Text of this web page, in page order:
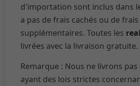
d'importation sont inclus dans
a pas de frais cachés ou de frais
supplémentaires. Toutes les
livrées avec la livraison gratuite.
Remarque : Nous ne livrons pas
ayant des lois strictes